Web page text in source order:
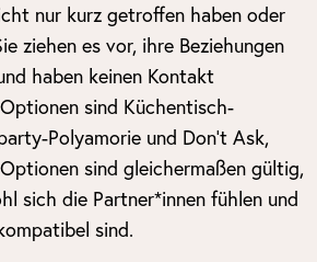
nur kurz getroffen haben oder
ziehen es vor, ihre Beziehungen
haben keinen Kontakt
sind Küchentisch-
Polyamorie und Don’t Ask,
sind gleichermaßen gültig,
sich die Partner*innen fühlen und
sind.